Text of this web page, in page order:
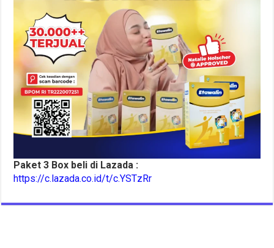
Paket 3 Box beli di Lazada :
https://c.lazada.co.id/t/c.YSTzRr